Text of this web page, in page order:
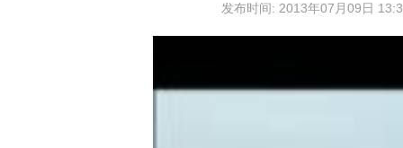
发布时间: 2013年07月09日